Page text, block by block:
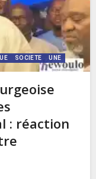
SOCIETE UNE
: réaction